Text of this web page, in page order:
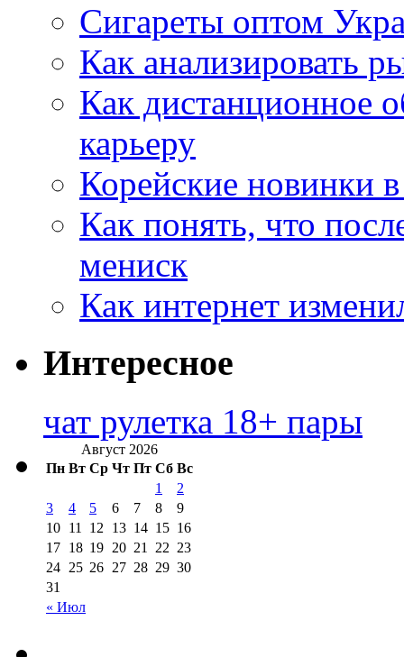
Сигареты оптом
Как анализировать
Как дистанционное
карьеру
Корейские новинки
Как понять, что
мениск
Как интернет
Интересное
чат рулетка 18+ пары
Август 2026
Пн Вт Ср Чт Пт Сб Вс
« Июл
1
2
3
4 5 6 7 8
9
10 11 12 13 14 15 16
17 18 19 20 21 22 23
24 25 26 27 28 29 30
31